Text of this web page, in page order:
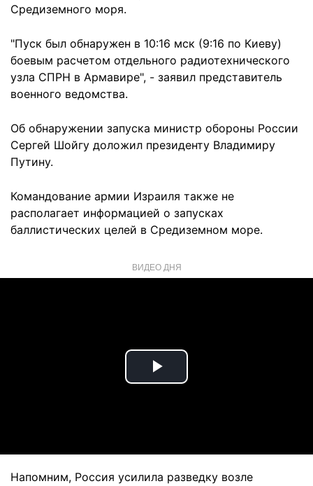
Средиземного моря.
"Пуск был обнаружен в 10:16 мск (9:16 по Киеву)
боевым расчетом отдельного радиотехнического
узла СПРН в Армавире", - заявил представитель
военного ведомства.
Об обнаружении запуска министр обороны России
Сергей Шойгу доложил президенту Владимиру
Путину.
Командование армии Израиля также не
располагает информацией о запусках
баллистических целей в Средиземном море.
ВИДЕО ДНЯ
Play
Напомним, Россия усилила разведку возле